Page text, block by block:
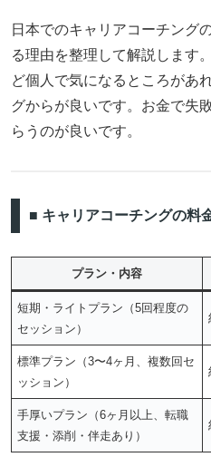
日本でのキャリアコーチング
る理由を整理して解説します
ど個人で気になるところがあ
グからが良いです。お金で失
らうのが良いです。
■ キャリアコーチングの料
プラン・内容
短期・ライトプラン（5回程度の
セッション）
標準プラン（3〜4ヶ月、複数回セ
ッション）
手厚いプラン（6ヶ月以上、転職
支援・添削・伴走あり）